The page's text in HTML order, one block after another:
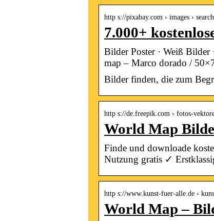
http s://pixabay.com › images ›
7.000+
Bilder Poster · Weiß
map – Marco dorado /
Bilder finden, die zum
http s://de.freepik.com › fotos-
World Map
Finde und downloade
Nutzung gratis ✓
http s://www.kunst-fuer-alle.de ›
World Map –